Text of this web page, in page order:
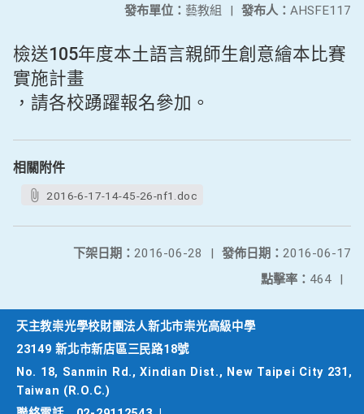
發布人： AHSFE117
發布單位： 藝教組 |
檢送105年度本土語言親師生創意繪本比賽
實施計畫
，請各校踴躍報名參加。
相關附件
2016-6-17-14-45-26-nf1.doc
發佈日期： 2016-06-17
下架日期： 2016-06-28
|
點擊率： 464 |
天主教崇光學校財團法人新北市崇光高級中學
23149 新北市新店區三民路18號
No. 18, Sanmin Rd., Xindian Dist., New Taipei City 231,
Taiwan (R.O.C.)